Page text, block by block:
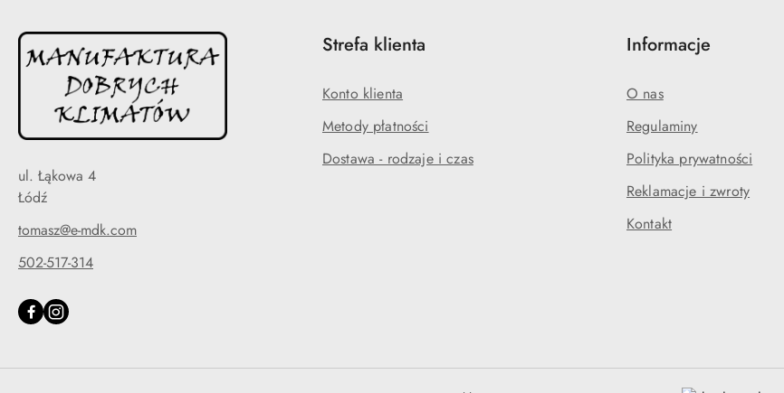
ul. Łąkowa 4
Łódź
tomasz@e-mdk.com
502-517-314
Strefa klienta
Konto klienta
Metody płatności
Dostawa - rodzaje i czas
Informacje
O nas
Regulaminy
Polityka prywatności
Reklamacje i zwroty
Kontakt